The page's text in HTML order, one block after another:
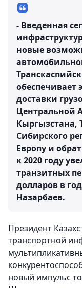
- Введенная
новые
обеспечивает
доставки
Центральной
Кыргызстана,
Сибирского
Европу и
к 2020 году
транзитных
долларов в
Назарбаев.
Президент
транспортной
новый импульс